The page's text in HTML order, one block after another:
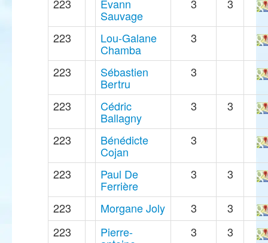
223 Evann
Sauvage
3 3
223 Lou-Galane
Chamba
3
223 Sébastien
Bertru
3
223 Cédric
Ballagny
3 3
223 Bénédicte
Cojan
3
223 Paul De
Ferrière
3 3
223 Morgane Joly 3
3
223
Pierre- 3 3